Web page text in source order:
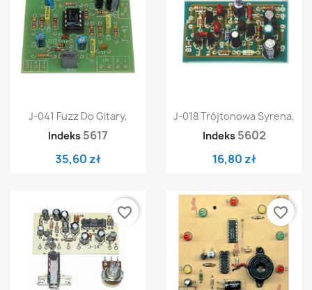
J-041 Fuzz Do Gitary,
Indeks 5617
35,60 zł
J-018 Trójtonowa Syrena,
Indeks 5602
16,80 zł
favorite_border favorite_border